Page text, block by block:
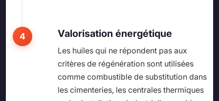
Valorisation énergétique
Les huiles qui ne répondent pas aux
critères de régénération sont utilisées
comme combustible de substitution dans
les cimenteries, les centrales thermiques